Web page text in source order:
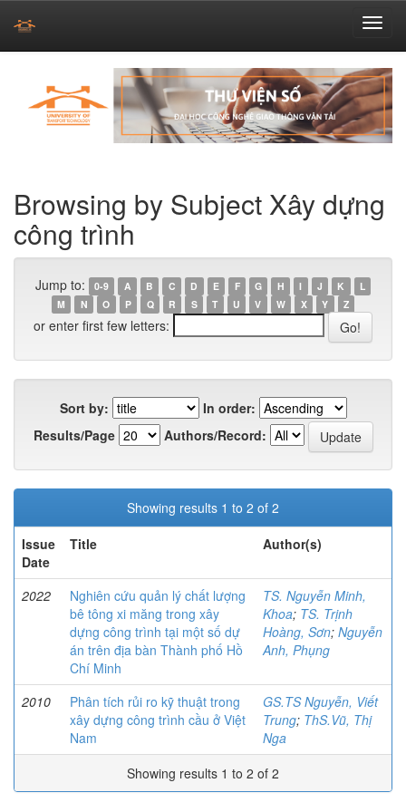
navigation
Browsing by Subject Xây dựng
công trình
Jump to: 0-9 A B C D E F G H I J K
L
M
N O P Q R S T U V W X Y Z
or enter first few letters:
Sort by:
In order:
Results/Page
Authors/Record:
Showing results 1 to 2 of 2
Issue
Date
Title Author(s)
2022
Nghiên cứu quản lý chất lượng
bê tông xi măng trong xây
dựng công trình tại một số dự
án trên địa bàn Thành phố Hồ
Chí Minh
TS. Nguyễn Minh,
Khoa; TS. Trịnh
Hoàng, Sơn; Nguyễn
Anh, Phụng
2010
Phân tích rủi ro kỹ thuật trong
xây dựng công trình cầu ở Việt
Nam
GS.TS Nguyễn, Viết
Trung; ThS.Vũ, Thị
Nga
Showing results 1 to 2 of 2